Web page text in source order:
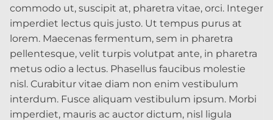
commodo ut, suscipit at, pharetra vitae, orci. Integer
imperdiet lectus quis justo. Ut tempus purus at
lorem. Maecenas fermentum, sem in pharetra
pellentesque, velit turpis volutpat ante, in pharetra
metus odio a lectus. Phasellus faucibus molestie
nisl. Curabitur vitae diam non enim vestibulum
interdum. Fusce aliquam vestibulum ipsum. Morbi
imperdiet, mauris ac auctor dictum, nisl ligula